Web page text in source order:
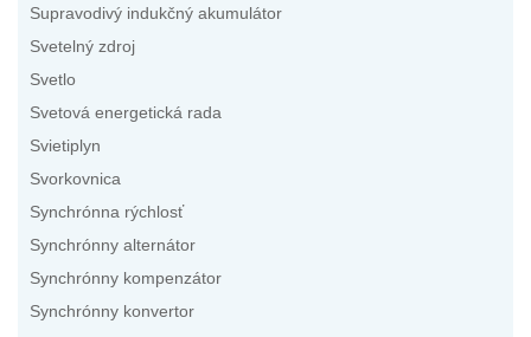
Supravodivý indukčný akumulátor
Svetelný zdroj
Svetlo
Svetová energetická rada
Svietiplyn
Svorkovnica
Synchrónna rýchlosť
Synchrónny alternátor
Synchrónny kompenzátor
Synchrónny konvertor